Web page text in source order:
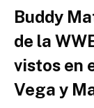
Buddy
de la
vistos en
Vega y